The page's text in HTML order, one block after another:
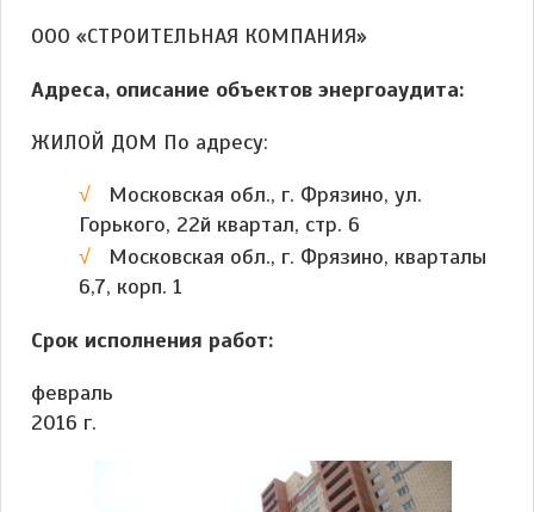
ООО «СТРОИТЕЛЬНАЯ КОМПАНИЯ»
Адреса, описание объектов энергоаудита:
ЖИЛОЙ ДОМ По адресу:
Московская обл., г. Фрязино, ул.
Горького, 22й квартал, стр. 6
Московская обл., г. Фрязино, кварталы
6,7, корп. 1
Срок исполнения работ:
февраль
2016 г.